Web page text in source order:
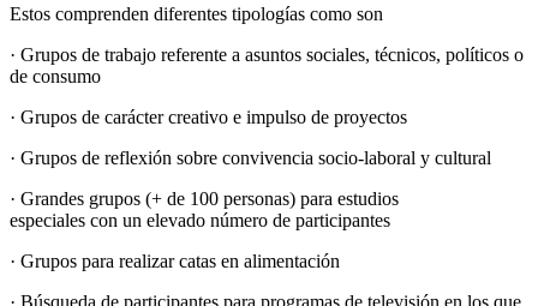
Estos comprenden diferentes tipologías como son
· Grupos de trabajo referente a asuntos sociales, técnicos, políticos o
de consumo
· Grupos de carácter creativo e impulso de proyectos
· Grupos de reflexión sobre convivencia socio-laboral y cultural
· Grandes grupos (+ de 100 personas) para estudios
especiales con un elevado número de participantes
· Grupos para realizar catas en alimentación
· Búsqueda de participantes para programas de televisión en los que